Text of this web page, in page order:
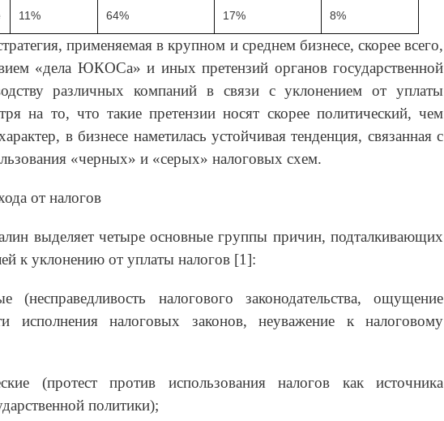
11% 64% 17% 8%
применяемая в крупном и среднем бизнесе, скорее всего,
«дела ЮКОСа» и иных претензий органов государственной
различных компаний в связи с уклонением от уплаты
на то, что такие претензии носят скорее политический, чем
в бизнесе наметилась устойчивая тенденция, связанная с
«черных» и «серых» налоговых схем.
от налогов
выделяет четыре основные группы причин, подталкивающих
к уклонению от уплаты налогов [1]:
(несправедливость налогового законодательства, ощущение
исполнения налоговых законов, неуважение к налоговому
(протест против использования налогов как источника
политики);